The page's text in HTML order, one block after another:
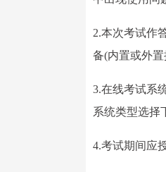
2.本次考试作
备(内置或外置
3.在线考试系
系统类型选择
4.考试期间应